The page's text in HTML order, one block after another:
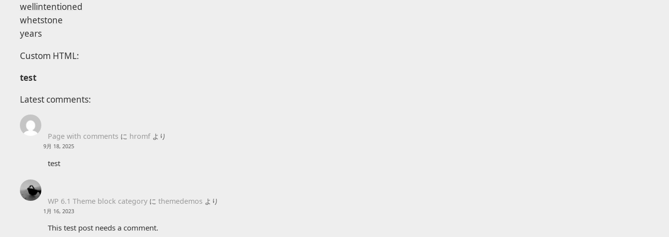
wellintentioned
whetstone
years
Custom HTML:
test
Latest comments:
Page with comments に hromfより
9月 18, 2025
test
WP 6.1 Theme block categoryに themedemos より
1月 16, 2023
This test post needs a comment.